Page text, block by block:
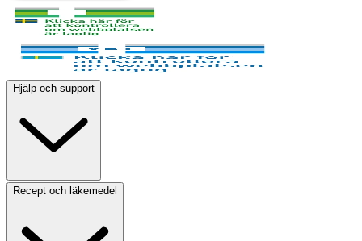
Hjälp och support
Recept och läkemedel